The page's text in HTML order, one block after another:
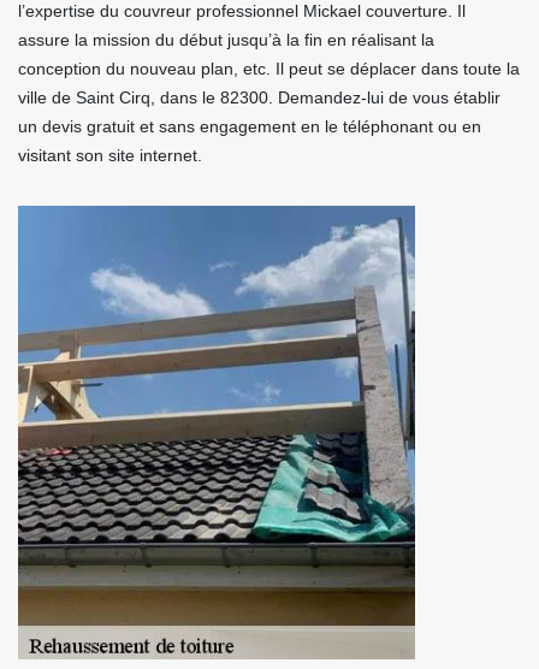
l’expertise du couvreur professionnel Mickael couverture. Il
assure la mission du début jusqu’à la fin en réalisant la
conception du nouveau plan, etc. Il peut se déplacer dans toute la
ville de Saint Cirq, dans le 82300. Demandez-lui de vous établir
un devis gratuit et sans engagement en le téléphonant ou en
visitant son site internet.